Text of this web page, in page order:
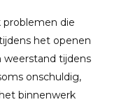
problemen die
het openen
weerstand tijdens
onschuldig,
binnenwerk